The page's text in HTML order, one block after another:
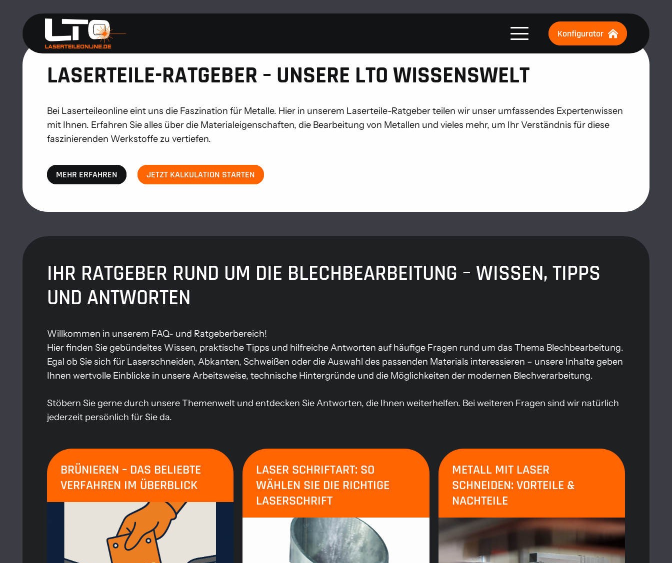
Konfigurator
LASERTEILE-RATGEBER – UNSERE LTO WISSENSWELT
Bei Laserteileonline eint uns die Faszination für Metalle. Hier in unserem Laserteile-Ratgeber teilen wir unser umfassendes Expertenwissen
mit Ihnen. Erfahren Sie alles über die Materialeigenschaften, die Bearbeitung von Metallen und vieles mehr, um Ihr Verständnis für diese
faszinierenden Werkstoffe zu vertiefen.
MEHR ERFAHREN JETZT KALKULATION STARTEN
IHR RATGEBER RUND UM DIE BLECHBEARBEITUNG – WISSEN, TIPPS
UND ANTWORTEN
Willkommen in unserem FAQ- und Ratgeberbereich!
Hier finden Sie gebündeltes Wissen, praktische Tipps und hilfreiche Antworten auf häufige Fragen rund um das Thema Blechbearbeitung.
Egal ob Sie sich für Laserschneiden, Abkanten, Schweißen oder die Auswahl des passenden Materials interessieren – unsere Inhalte geben
Ihnen wertvolle Einblicke in unsere Arbeitsweise, technische Hintergründe und die Möglichkeiten der modernen Blechverarbeitung.
Stöbern Sie gerne durch unsere Themenwelt und entdecken Sie Antworten, die Ihnen weiterhelfen. Bei weiteren Fragen sind wir natürlich
jederzeit persönlich für Sie da.
BRÜNIEREN – DAS BELIEBTE
VERFAHREN IM ÜBERBLICK
LASER SCHRIFTART: SO
WÄHLEN SIE DIE RICHTIGE
LASERSCHRIFT
METALL MIT LASER
SCHNEIDEN: VORTEILE &
NACHTEILE